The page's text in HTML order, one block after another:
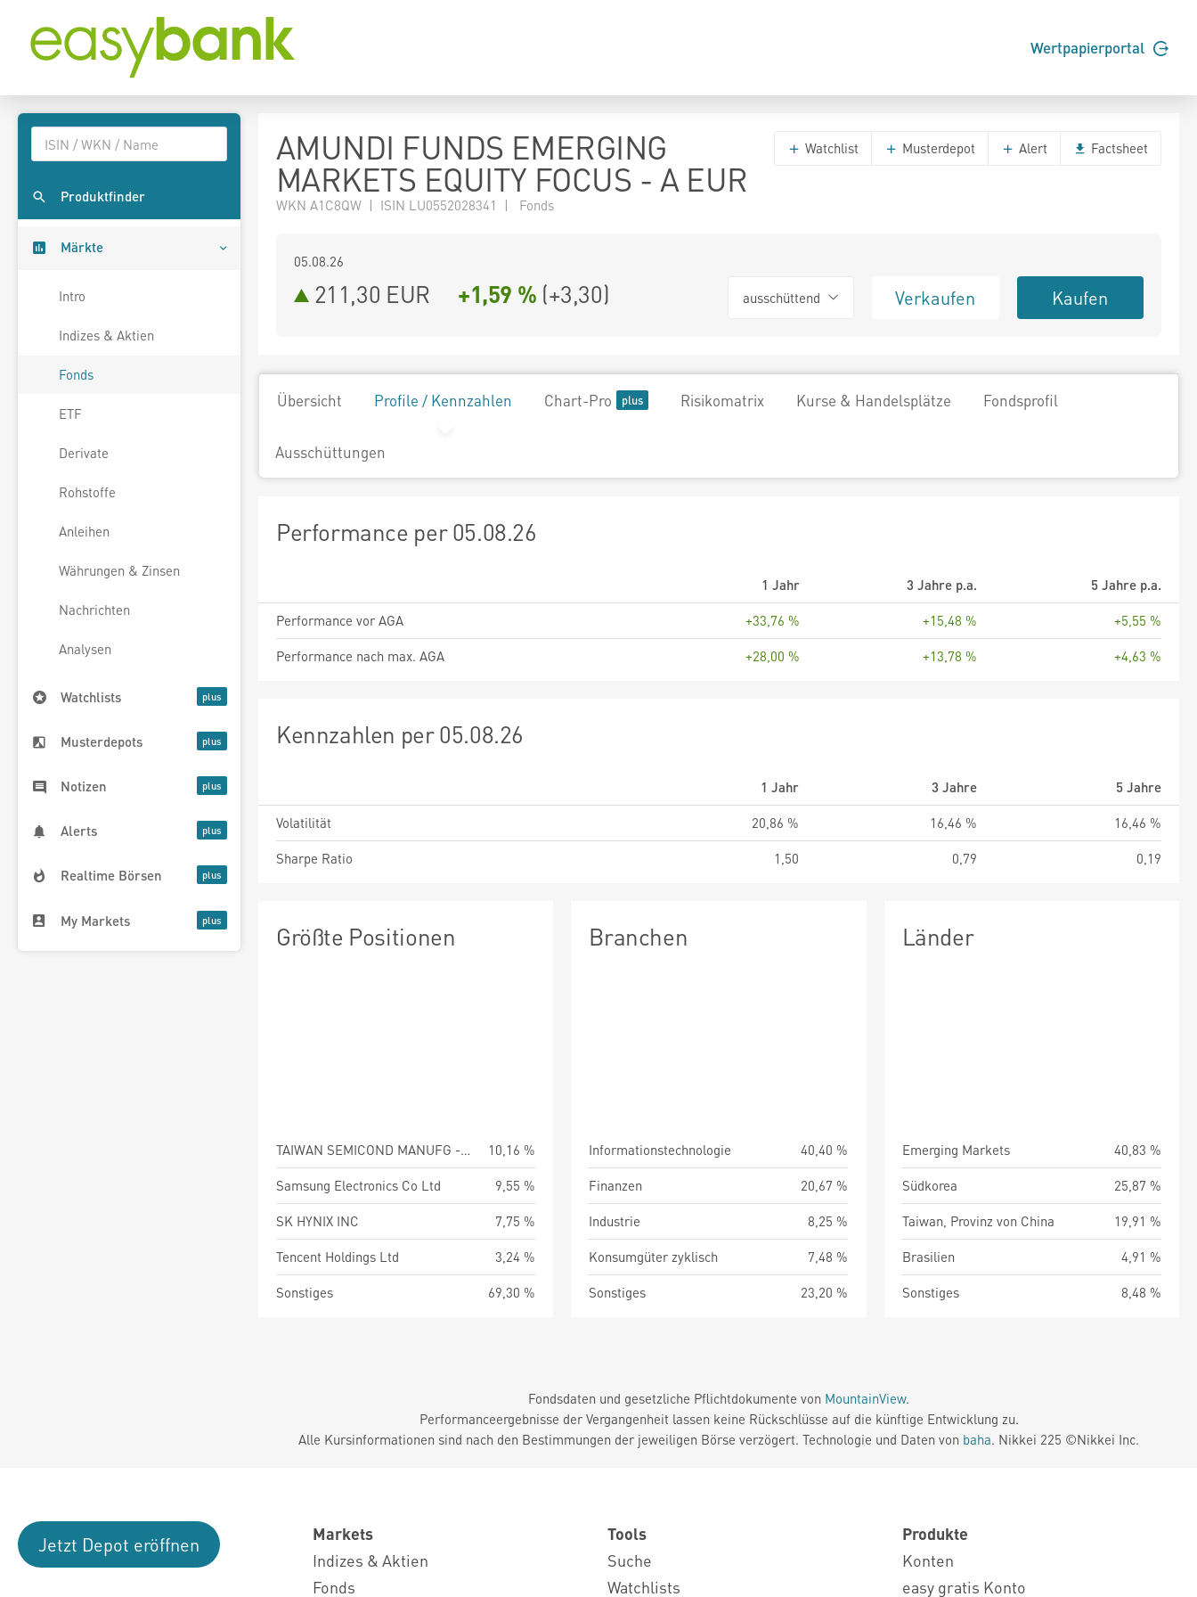
Wertpapierportal
Produktfinder
Märkte
Intro
Indizes & Aktien
Fonds
ETF
Derivate
Rohstoffe
Anleihen
Währungen & Zinsen
Nachrichten
Analysen
Watchlists
Musterdepots
Notizen
Alerts
Realtime Börsen
My Markets
AMUNDI FUNDS EMERGING
MARKETS EQUITY FOCUS - A EUR
WKN A1C8QW | ISIN LU0552028341 | Fonds
Watchlist Musterdepot Alert Factsheet
05.08.26
211,30 EUR +1,59 % (+3,30) ausschüttend Verkaufen Kaufen
Übersicht Profile / Kennzahlen Chart-Pro Risikomatrix Kurse & Handelsplätze Fondsprofil
Ausschüttungen
Performance per 05.08.26
1 Jahr 3 Jahre p.a.
5 Jahre p.a.
Performance vor AGA
+33,76 % +15,48 %
+5,55 %
Performance nach max. AGA
+28,00 % +13,78 % +4,63 %
Kennzahlen per 05.08.26
1 Jahr 3 Jahre
5 Jahre
Volatilität
20,86 % 16,46 %
16,46 %
Sharpe Ratio
1,50 0,79 0,19
Größte Positionen
TAIWAN SEMICOND MANUFG -TSMC
10,16 %
Samsung Electronics Co Ltd
9,55 %
SK HYNIX INC
7,75 %
Tencent Holdings Ltd
3,24 %
Sonstiges
69,30 %
Branchen
Informationstechnologie
40,40 %
Finanzen
20,67 %
Industrie
8,25 %
Konsumgüter zyklisch
7,48 %
Sonstiges
23,20 %
Länder
Emerging Markets
40,83 %
Südkorea
25,87 %
Taiwan, Provinz von China
19,91 %
Brasilien
4,91 %
Sonstiges
8,48 %
Fondsdaten und gesetzliche Pflichtdokumente von MountainView.
Performanceergebnisse der Vergangenheit lassen keine Rückschlüsse auf die künftige Entwicklung zu.
Alle Kursinformationen sind nach den Bestimmungen der jeweiligen Börse verzögert. Technologie und Daten von baha. Nikkei 225 ©Nikkei Inc.
Jetzt Depot eröffnen
Markets
Indizes & Aktien
Fonds
Tools
Suche
Watchlists
Produkte
Konten
easy gratis Konto